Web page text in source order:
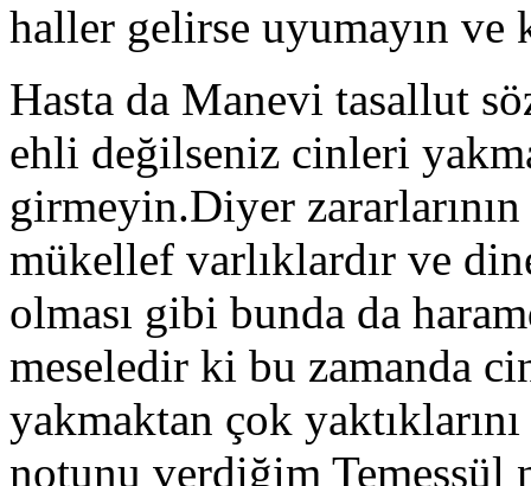
haller gelirse uyumayın ve
Hasta da Manevi tasallut
ehli değilseniz cinleri
girmeyin.Diyer
mükellef varlıklardır ve
olması gibi bunda da
meseledir ki bu zamanda
yakmaktan çok
notunu verdiğim